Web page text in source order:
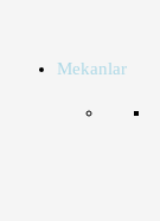
Mekanlar